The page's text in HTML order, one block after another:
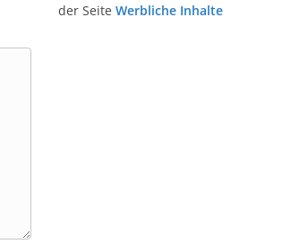
der Seite Werbliche Inhalte